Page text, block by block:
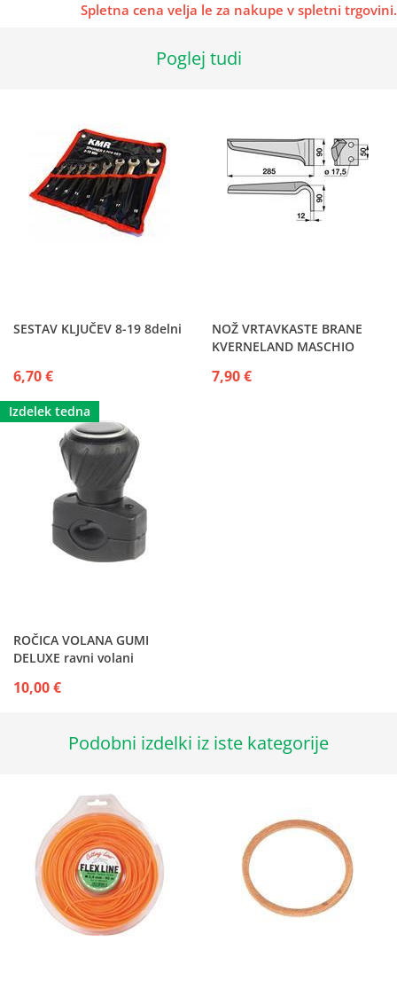
Spletna cena velja le za nakupe v spletni trgovini.
Poglej tudi
SESTAV KLJUČEV 8-19 8delni
6,70 €
NOŽ VRTAVKASTE BRANE
KVERNELAND MASCHIO
VIGOLO...
7,90 €
Izdelek tedna
ROČICA VOLANA GUMI
DELUXE ravni volani
10,00 €
Podobni izdelki iz iste kategorije